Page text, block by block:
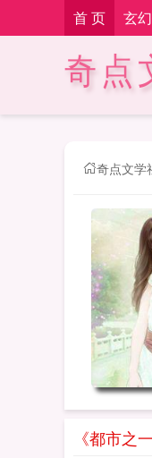
首 页 玄
奇点
奇点文学
《都市之